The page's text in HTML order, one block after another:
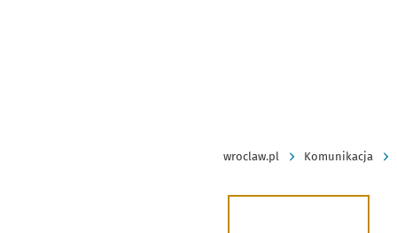
wroclaw.pl Komunikacja